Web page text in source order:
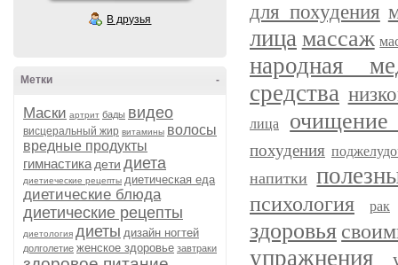
В друзья
-
Метки
Маски артрит бады видео
висцеральный жир витамины волосы
вредные продукты
гимнастика дети диета
диетиеческие рецепты диетическая еда
диетические блюда
диетические рецепты
диетология диеты дизайн ногтей
долголетие женское здоровье завтраки
для похудения
лица массаж
народная
средства
лица очищение
похудения
напитки
психология рак
здоровья
упражнения